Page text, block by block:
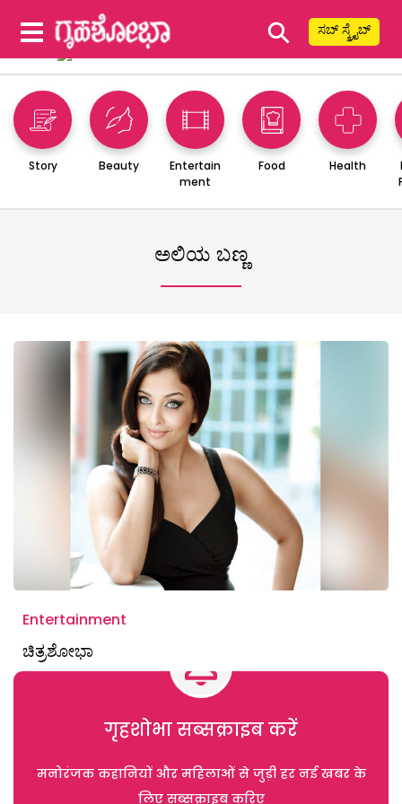
⚲ ಸಬ್ ಸ್ಕ್ರೈಬ್
Story Beauty
Entertain
ment
Food Health
ಅಲಿಯ ಬಣ್ಣ
Entertainment
ಚಿತ್ರಶೋಭಾ
गृहशोभा सब्सक्राइब करें
मनोरंजक कहानियों और महिलाओं से जुड़ी हर नई खबर के
लिए सब्सक्राइब करिए